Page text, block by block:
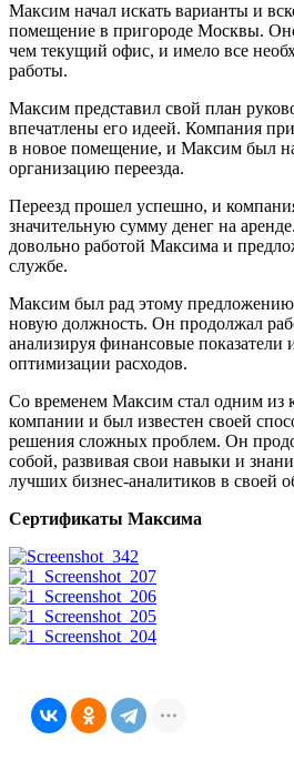
Максим начал искать варианты и
помещение в пригороде Москвы.
чем текущий офис, и имело все
работы.
Максим представил свой план
впечатлены его идеей. Компания
в новое помещение, и Максим был
организацию переезда.
Переезд прошел успешно, и
значительную сумму денег на
довольно работой Максима и
службе.
Максим был рад этому предложению
новую должность. Он продолжал
анализируя финансовые показатели
оптимизации расходов.
Со временем Максим стал одним из
компании и был известен своей
решения сложных проблем. Он
собой, развивая свои навыки и
лучших бизнес-аналитиков в своей
Сертификаты Максима